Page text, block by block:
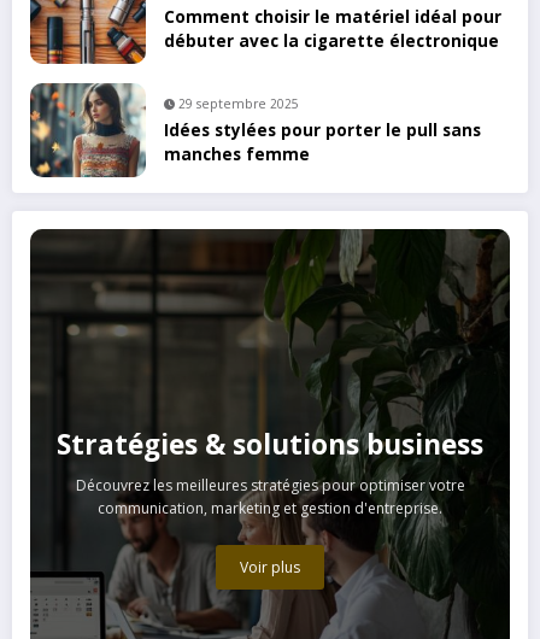
Comment choisir le matériel idéal pour
débuter avec la cigarette électronique
29 septembre 2025
Idées stylées pour porter le pull sans
manches femme
Stratégies & solutions business
Découvrez les meilleures stratégies pour optimiser votre
communication, marketing et gestion d'entreprise.
Voir plus